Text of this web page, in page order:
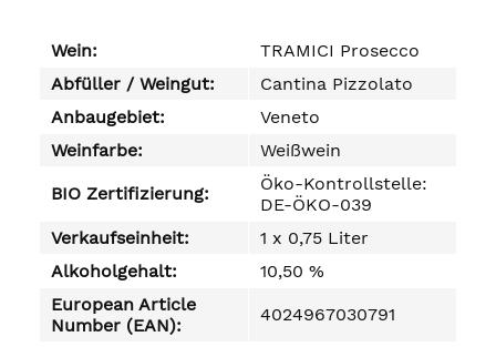
Wein:
TRAMICI Prosecco
Abfüller / Weingut:
Cantina Pizzolato
Anbaugebiet:
Veneto
Weinfarbe:
Weißwein
BIO Zertifizierung:
Öko-Kontrollstelle:
DE-ÖKO-039
Verkaufseinheit:
1 x 0,75 Liter
Alkoholgehalt:
10,50 %
European Article
Number (EAN):
4024967030791